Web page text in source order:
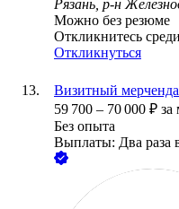
Рязань, р-н
Можно без резюме
Откликнитесь
Откликнуться
Визитный
59 700 – 70 000 ₽ за
Без опыта
Выплаты: Два раза